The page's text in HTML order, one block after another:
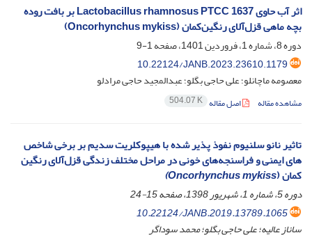
اثر آب حاوی Lactobacillus rhamnosus PTCC 1637 بر بافت روده
بچه ماهی قزل‌آلای رنگین‌کمان (Oncorhynchus mykiss)
دوره 8، شماره 1، فروردین 1401، صفحه
1-9
10.22124/JANB.2023.23610.1179
معصومه ماچانلو؛ علی حاجی بگلو؛ عبدالمجید حاجی مرادلو
مشاهده مقاله اصل مقاله 504.07 K
تاثیر نانو سلنیوم نفوذ پذیر شده با هیپوکلریت سدیم بر برخی شاخص
های ایمنی و فراسنجه‌های خونی در مراحل مختلف زندگی قزل‌آلای رنگین
کمان (Oncorhynchus mykiss
)
دوره 5، شماره 1، شهریور 1398، صفحه
15-24
10.22124/JANB.2019.13789.1065
ساناز عالیه؛ علی حاجی بگلو؛ محمد سوداگر